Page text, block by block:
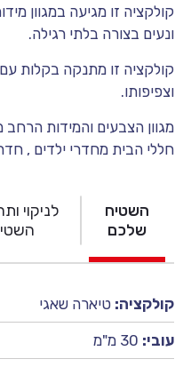
קולקציה זו מגיעה במגוון
ונעים בצורה בלתי רגילה.
קולקציה זו מתנקה בקלות
וצפיפותו.
מגוון הצבעים והמידות
חללי הבית מחדרי ילדים ,
השטיח
שלכם
לניקוי
קולקציה: טיארה שאגי
עובי: 30 מ"מ